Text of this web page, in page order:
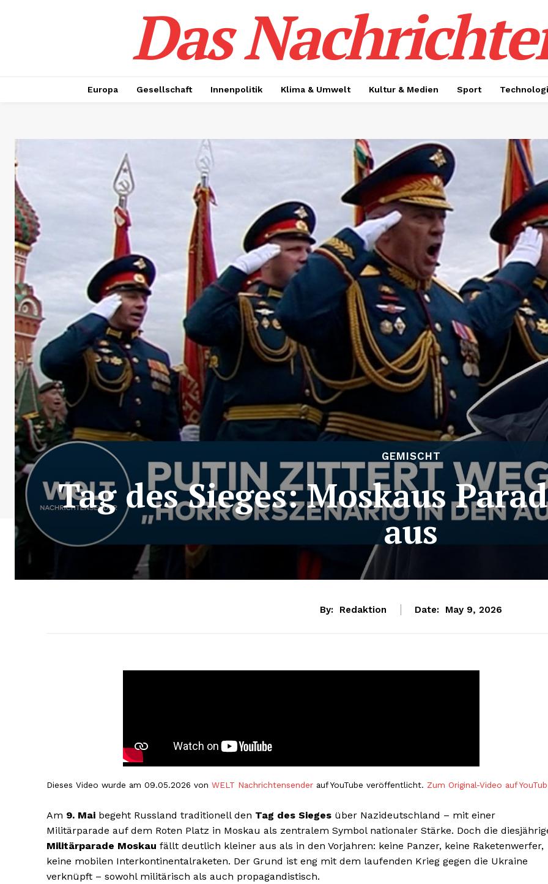
Das
Europa Gesellschaft Innenpolitik Klima & Umwelt Kultur & Medien Sport
GEMISCHT
Tag des Sieges: Moskaus
aus
By: Redaktion Date: May 9, 2026
Dieses Video wurde am 09.05.2026 von WELT Nachrichtensender auf YouTube veröffentlicht. Zum Original-Video auf
Am 9. Mai begeht Russland traditionell den Tag des Sieges über Nazideutschland – mit einer
Militärparade auf dem Roten Platz in Moskau als zentralem Symbol nationaler Stärke. Doch die
Militärparade Moskau fällt deutlich kleiner aus als in den Vorjahren: keine Panzer, keine Raketenwerfer,
keine mobilen Interkontinentalraketen. Der Grund ist eng mit dem laufenden Krieg gegen die Ukraine
verknüpft – sowohl militärisch als auch propagandistisch.